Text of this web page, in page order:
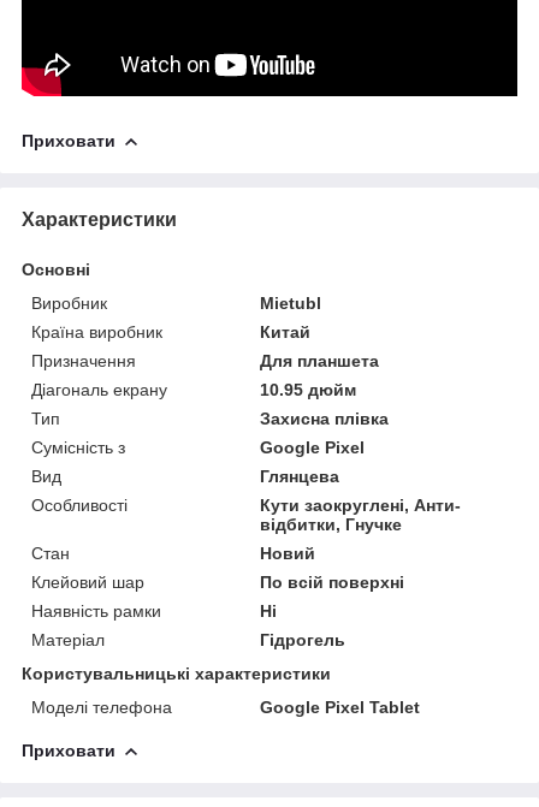
Приховати
Характеристики
Основні
Виробник
Mietubl
Країна виробник
Китай
Призначення
Для планшета
Діагональ екрану
10.95 дюйм
Тип
Захисна плівка
Сумісність з
Google Pixel
Вид
Глянцева
Особливості
Кути заокруглені, Анти-
відбитки, Гнучке
Стан
Новий
Клейовий шар
По всій поверхні
Наявність рамки
Ні
Матеріал
Гідрогель
Користувальницькі характеристики
Моделі телефона
Google Pixel Tablet
Приховати